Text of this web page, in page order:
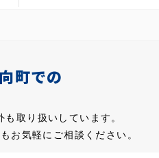
町での
取り扱いしています。
お気軽にご相談ください。